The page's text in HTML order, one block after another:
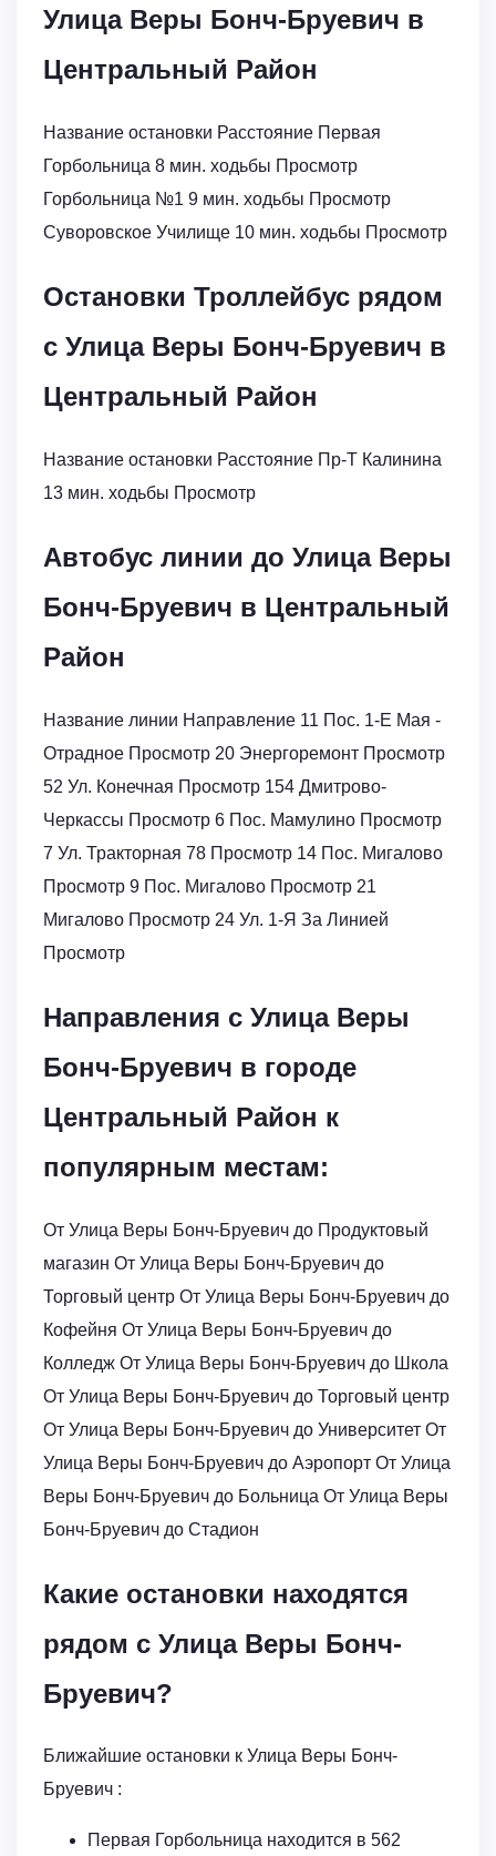
Улица Веры Бонч-Бруевич в
Центральный Район
Название остановки Расстояние Первая
Горбольница 8 мин. ходьбы Просмотр
Горбольница №1 9 мин. ходьбы Просмотр
Суворовское Училище 10 мин. ходьбы Просмотр
Остановки Троллейбус рядом
с Улица Веры Бонч-Бруевич в
Центральный Район
Название остановки Расстояние Пр-Т Калинина
13 мин. ходьбы Просмотр
Автобус линии до Улица Веры
Бонч-Бруевич в Центральный
Район
Название линии Направление 11 Пос. 1-Е Мая -
Отрадное Просмотр 20 Энергоремонт Просмотр
52 Ул. Конечная Просмотр 154 Дмитрово-
Черкассы Просмотр 6 Пос. Мамулино Просмотр
7 Ул. Тракторная 78 Просмотр 14 Пос. Мигалово
Просмотр 9 Пос. Мигалово Просмотр 21
Мигалово Просмотр 24 Ул. 1-Я За Линией
Просмотр
Направления с Улица Веры
Бонч-Бруевич в городе
Центральный Район к
популярным местам:
От Улица Веры Бонч-Бруевич до Продуктовый
магазин От Улица Веры Бонч-Бруевич до
Торговый центр От Улица Веры Бонч-Бруевич до
Кофейня От Улица Веры Бонч-Бруевич до
Колледж От Улица Веры Бонч-Бруевич до Школа
От Улица Веры Бонч-Бруевич до Торговый центр
От Улица Веры Бонч-Бруевич до Университет От
Улица Веры Бонч-Бруевич до Аэропорт От Улица
Веры Бонч-Бруевич до Больница От Улица Веры
Бонч-Бруевич до Стадион
Какие остановки находятся
рядом с Улица Веры Бонч-
Бруевич?
Ближайшие остановки к Улица Веры Бонч-
Бруевич :
Первая Горбольница находится в 562